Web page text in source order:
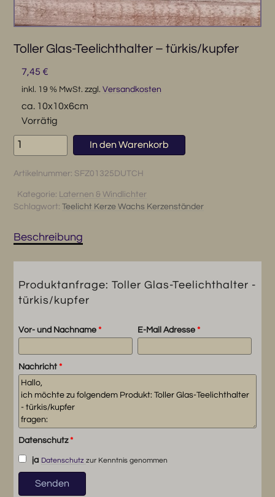
Toller Glas-Teelichthalter – türkis/kupfer
7,45 €
inkl. 19 % MwSt. zzgl. Versandkosten
ca. 10x10x6cm
Vorrätig
Toller
Glas-
türkis/kupfer
Menge
In den Warenkorb
Artikelnummer: SFZ01325DUTCH
Kategorie: Laternen & Windlichter
Schlagwort:Teelicht Kerze Wachs Kerzenständer
Beschreibung
Produktanfrage: Toller Glas-Teelichthalter -
türkis/kupfer
Vor- und Nachname* E-Mail Adresse *
Nachricht*
Datenschutz*
ja Datenschutz zur Kenntnis genommen